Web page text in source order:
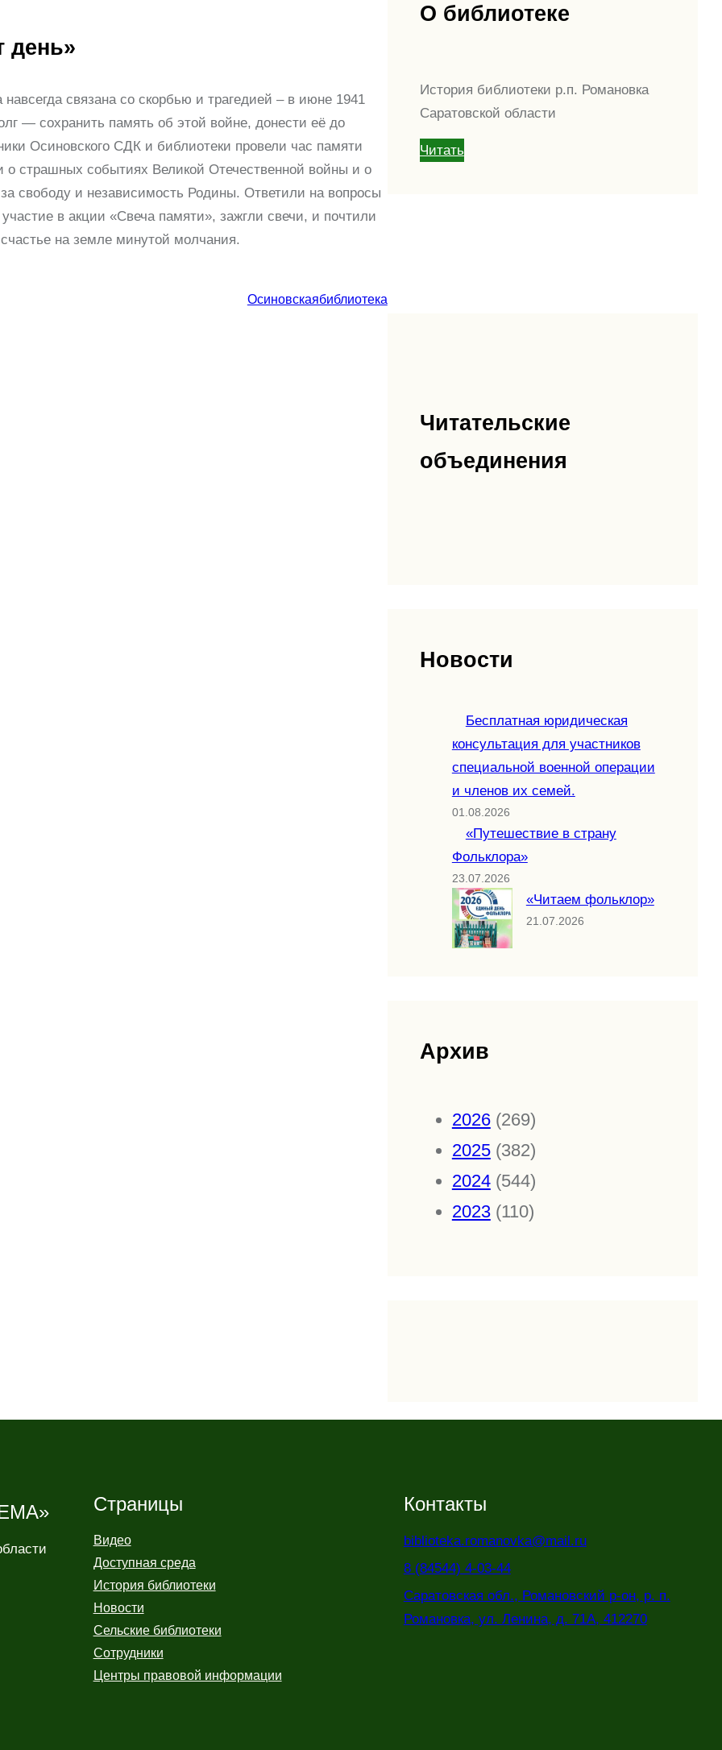
день»
связана со скорбью и трагедией – в июне 1941
— сохранить память об этой войне, донести её до
Осиновского СДК и библиотеки провели час памяти
страшных событиях Великой Отечественной войны и о
свободу и независимость Родины. Ответили на вопросы
в акции «Свеча памяти», зажгли свечи, и почтили
на земле минутой молчания.
Осиновскаябиблиотека
О библиотеке
История библиотеки р.п. Романовка
Саратовской области
Читать
Читательские
объединения
Новости
Бесплатная юридическая
консультация для участников
специальной военной операции
и членов их семей.
01.08.2026
«Путешествие в страну
Фольклора»
23.07.2026
«Читаем фольклор»
21.07.2026
Архив
2026(269)
2025(382)
2024(544)
2023(110)
Страницы
Видео
Доступная среда
История библиотеки
Новости
Сельские библиотеки
Сотрудники
Центры правовой информации
Контакты
biblioteka.romanovka@mail.ru
8 (84544) 4-03-44
Саратовская обл., Романовский р-он, р. п.
Романовка, ул. Ленина, д. 71А, 412270